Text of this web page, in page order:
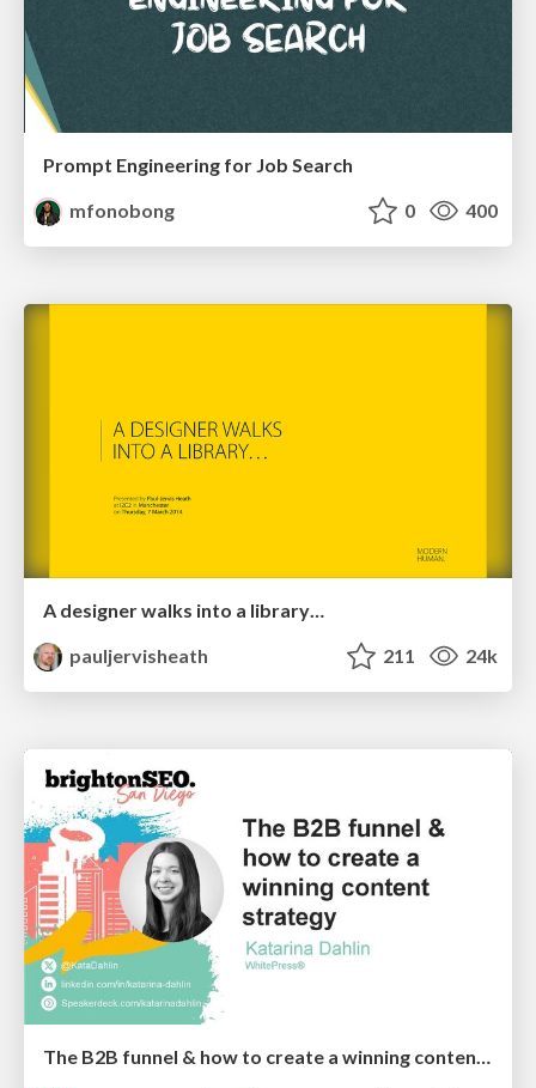
Prompt Engineering for Job Search
mfonobong
0 400
A designer walks into a library…
pauljervisheath
211 24k
The B2B funnel & how to create a winning content strategy